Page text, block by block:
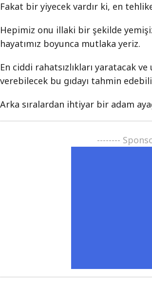
Fakat bir yiyecek vardır ki, en
Hepimiz onu illaki bir şekilde
hayatımız boyunca mutlaka yeriz.
En ciddi rahatsızlıkları yaratacak ve
verebilecek bu gıdayı tahmin
Arka sıralardan ihtiyar bir adam
--------